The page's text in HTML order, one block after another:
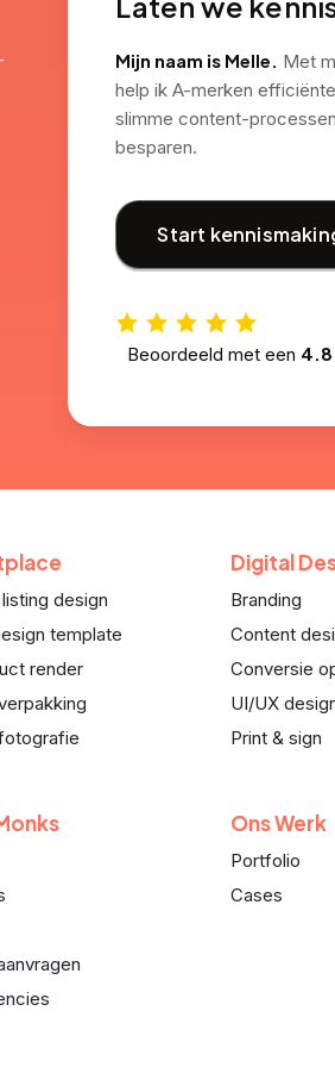
Mijn naam is Melle. Met
help ik A-merken
slimme content-
besparen.
Start
Beoordeeld met een 4.8
design
template
render
Digital
Branding
Content
Conversie
UI/UX
Print & sign
Ons Werk
Portfolio
Cases